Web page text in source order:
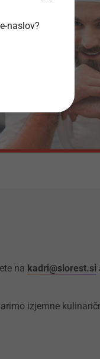
na kadri@slorest.si
izjemne
naslov?